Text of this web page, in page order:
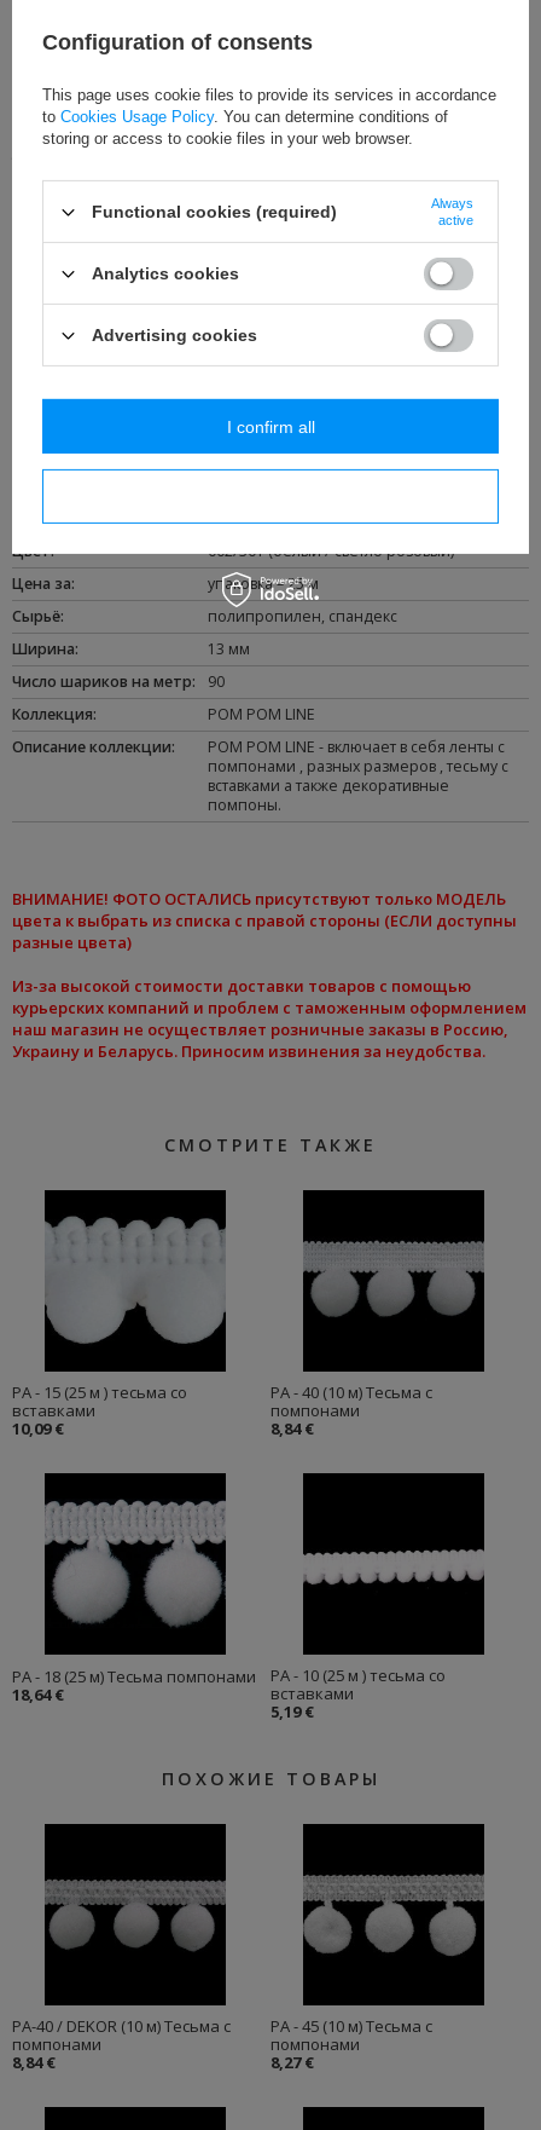
ЛЕГКИЙ ВОЗВРАТ ТОВАРА
Покупайте и спокойно проверяйте дома. На протяжении14дня/
ЭТОТ ТОВАР НЕДОСТУПЕН В НАШИХ МАГАЗИНАХ
Вы можете купить этот продукт, не оформляя заказ в Интернете, а
в одном из наших магазинов в Вашем городе. Проверьте сейчас,
Поверить наличие
Цвет:
002/301 (белый / светло розовый)
Цена за:
упаковка – 25 м
Сырьё: полипропилен, спандекс
Ширина:
13 мм
Число шариков на метр:
90
Коллекция:
POM POM LINE
Oписание коллекции:
POM POM LINE - включает в себя ленты с
помпонами , разных размеров , тесьму с
вставками а также декоративные
помпоны.
ВНИМАНИЕ! ФОТО ОСТАЛИСЬ присутствуют только МОДЕЛЬ
цвета к выбрать из списка с правой стороны (ЕСЛИ доступны
разные цвета)
Из-за высокой стоимости доставки товаров с помощью
курьерских компаний и проблем с таможенным оформлением
наш магазин не осуществляет розничные заказы в Россию,
Украину и Беларусь. Приносим извинения за неудобства.
СМОТРИТЕ ТАКЖЕ
PA - 15 (25 м ) тесьма со
вставками
10,09 €
PA - 40 (10 м) Тесьма с
помпонами
8,84 €
PA - 18 (25 м) Тесьма помпонами
18,64 €
PA - 10 (25 м ) тесьма со
вставками
5,19 €
ПОХОЖИЕ ТОВАРЫ
PA-40 / DEKOR (10 м) Тесьма с
помпонами
8,84 €
PA - 45 (10 м) Тесьма с
помпонами
8,27 €
Configuration of consents
This page uses cookie files to provide its services in accordance
to Cookies Usage Policy. You can determine conditions of
storing or access to cookie files in your web browser.
Functional cookies (required)
Always
active
Analytics cookies
Advertising cookies
I confirm all